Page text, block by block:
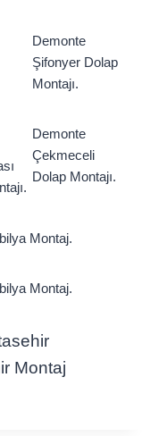
Demonte
Şifonyer Dolap
Montajı.
Demonte
Çekmeceli
Dolap Montajı.
Montaj.
Montaj.
Montaj